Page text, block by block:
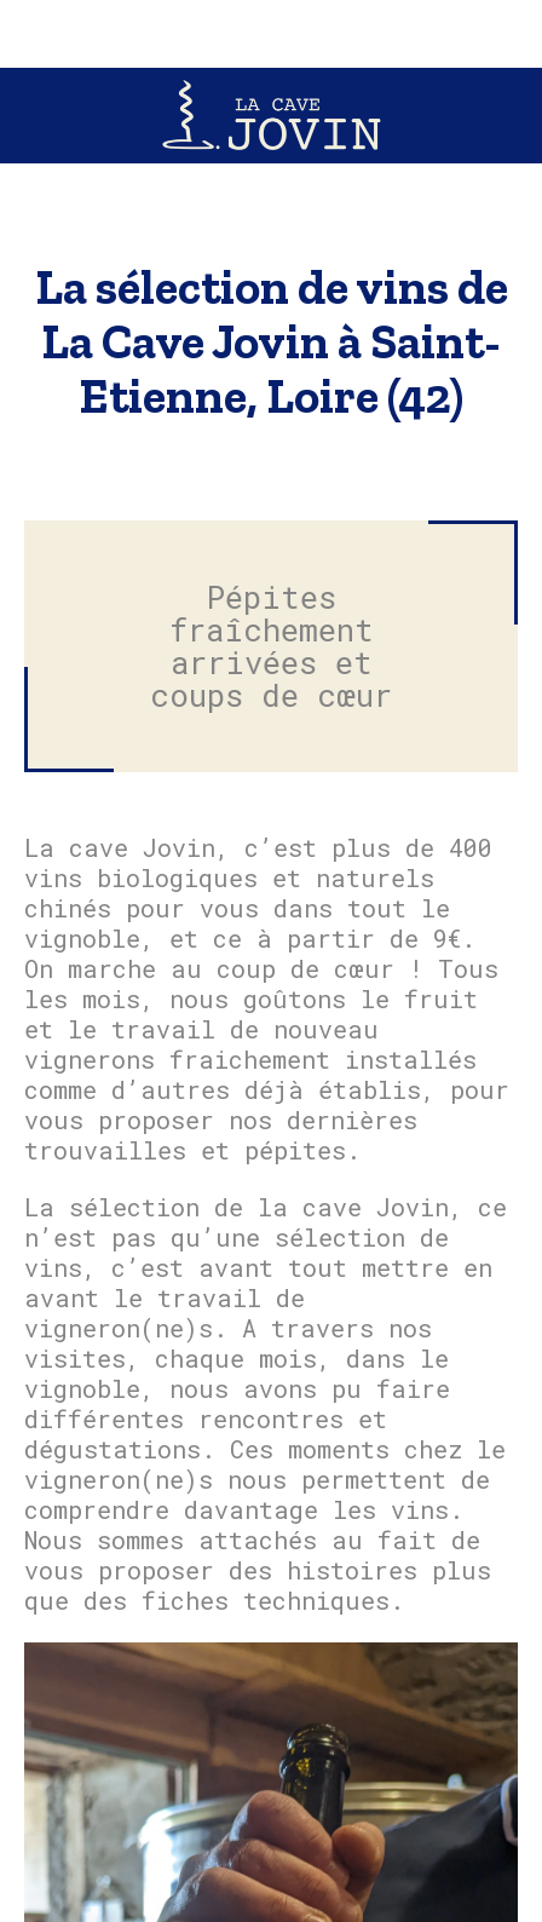
La sélection de vins de
La Cave Jovin à Saint-
Etienne, Loire (42)
Pépites
fraîchement
arrivées et
coups de cœur
La cave Jovin, c’est plus de 400
vins biologiques et naturels
chinés pour vous dans tout le
vignoble, et ce à partir de 9€.
On marche au coup de cœur ! Tous
les mois, nous goûtons le fruit
et le travail de nouveau
vignerons fraichement installés
comme d’autres déjà établis, pour
vous proposer nos dernières
trouvailles et pépites.
La sélection de la cave Jovin, ce
n’est pas qu’une sélection de
vins, c’est avant tout mettre en
avant le travail de
vigneron(ne)s. A travers nos
visites, chaque mois, dans le
vignoble, nous avons pu faire
différentes rencontres et
dégustations. Ces moments chez le
vigneron(ne)s nous permettent de
comprendre davantage les vins.
Nous sommes attachés au fait de
vous proposer des histoires plus
que des fiches techniques.